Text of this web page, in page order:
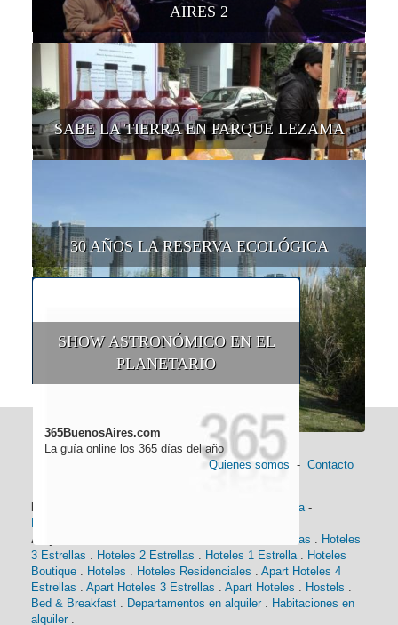
AIRES 2
SABE LA TIERRA EN PARQUE LEZAMA
30 AÑOS LA RESERVA ECOLÓGICA
SHOW ASTRONÓMICO EN EL
PLANETARIO
365BuenosAires.com
La guía online los 365 días del año
Quienes somos - Contacto
Historia-
Alojamiento:
Hoteles 4 Estrellas . Hoteles
3 Estrellas . Hoteles 2 Estrellas . Hoteles 1 Estrella. Hoteles
Boutique . Hoteles . Hoteles Residenciales . Apart Hoteles 4
Estrellas . Apart Hoteles 3 Estrellas . Apart Hoteles . Hostels .
Bed & Breakfast . Departamentos en alquiler . Habitaciones en
alquiler .